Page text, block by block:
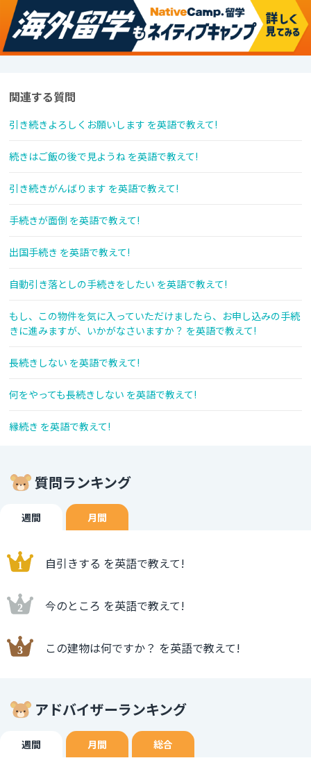
関連する質問
引き続きよろしくお願いします を英語で教えて!
続きはご飯の後で見ようね を英語で教えて!
引き続きがんばります を英語で教えて!
手続きが面倒 を英語で教えて!
出国手続き を英語で教えて!
自動引き落としの手続きをしたい を英語で教えて!
もし、この物件を気に入っていただけましたら、お申し込みの手続
きに進みますが、いかがなさいますか？ を英語で教えて!
長続きしない を英語で教えて!
何をやっても長続きしない を英語で教えて!
縁続き を英語で教えて!
質問ランキング
週間 月間
自引きする を英語で教えて!
今のところ を英語で教えて!
この建物は何ですか？ を英語で教えて!
アドバイザーランキング
週間 月間 総合